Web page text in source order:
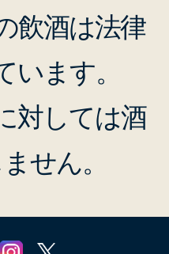
飲酒は法律
います。
対しては酒
せん。